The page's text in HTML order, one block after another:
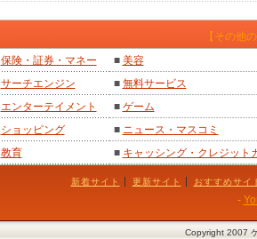
【その他
保険・証券・マネー ■ 美容
サーチエンジン ■ 無料サービス
エンターテイメント ■ ゲーム
ショッピング ■ ニュース・マスコミ
教育 ■ キャッシング・クレジット
新着サイト 更新サイト おすすめサイ
-
Copyright 2007